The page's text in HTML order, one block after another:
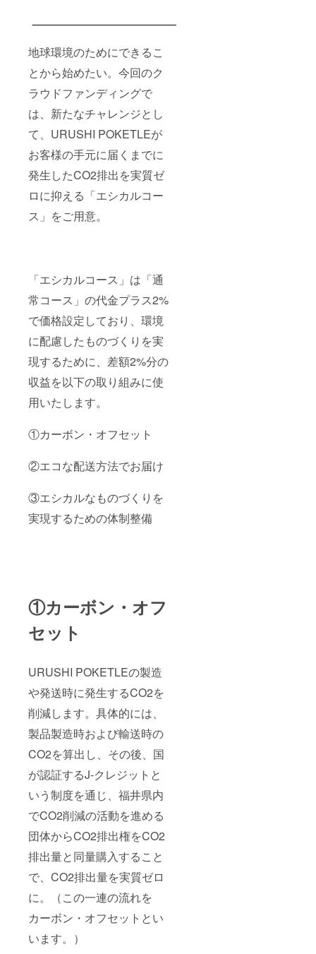
地球環境のためにできるこ
とから始めたい。今回のク
ラウドファンディングで
は、新たなチャレンジとし
て、URUSHI POKETLEが
お客様の手元に届くまでに
発生したCO2排出を実質ゼ
ロに抑える「エシカルコー
ス」をご用意。
「エシカルコース」は「通
常コース」の代金プラス2%
で価格設定しており、環境
に配慮したものづくりを実
現するために、差額2%分の
収益を以下の取り組みに使
用いたします。
①カーボン・オフセット
②エコな配送方法でお届け
③エシカルなものづくりを
実現するための体制整備
①カーボン・オフ
セット
URUSHI POKETLEの製造
や発送時に発生するCO2を
削減します。具体的には、
製品製造時および輸送時の
CO2を算出し、その後、国
が認証するJ-クレジットと
いう制度を通じ、福井県内
でCO2削減の活動を進める
団体からCO2排出権をCO2
排出量と同量購入すること
で、CO2排出量を実質ゼロ
に。（この一連の流れを
カーボン・オフセットとい
います。）